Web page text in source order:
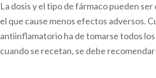
La dosis y el tipo de fármaco pueden
el que cause menos efectos adversos.
antiinflamatorio ha de tomarse todos los
cuando se recetan, se debe